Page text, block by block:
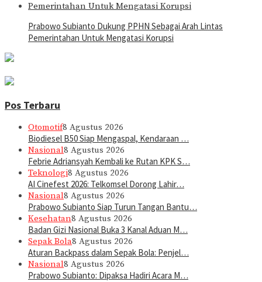
Prabowo Subianto Dukung PPHN Sebagai Arah Lintas
Pemerintahan Untuk Mengatasi Korupsi
Pos Terbaru
Otomotif8 Agustus 2026
Biodiesel B50 Siap Mengaspal, Kendaraan …
Nasional8 Agustus 2026
Febrie Adriansyah Kembali ke Rutan KPK S…
Teknologi8 Agustus 2026
AI Cinefest 2026: Telkomsel Dorong Lahir…
Nasional8 Agustus 2026
Prabowo Subianto Siap Turun Tangan Bantu…
Kesehatan8 Agustus 2026
Badan Gizi Nasional Buka 3 Kanal Aduan M…
Sepak Bola8 Agustus 2026
Aturan Backpass dalam Sepak Bola: Penjel…
Nasional8 Agustus 2026
Prabowo Subianto: Dipaksa Hadiri Acara M…